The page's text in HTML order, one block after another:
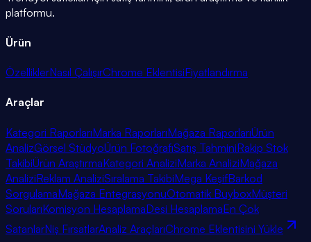
platformu.
Ürün
ÖzelliklerNasıl ÇalışırChrome EklentisiFiyatlandırma
Araçlar
Kategori RaporlarıMarka RaporlarıMağaza RaporlarıÜrün
AnalizGörsel StüdyoÜrün FotoğrafıSatış TahminiRakip Stok
TakibiÜrün AraştırmaKategori AnaliziMarka AnaliziMağaza
AnaliziReklam AnaliziSıralama TakibiMega KeşifBarkod
SorgulamaMağaza EntegrasyonuOtomatik BuyboxMüşteri
SorularıKomisyon HesaplamaDesi HesaplamaEn Çok
SatanlarNiş FırsatlarAnaliz AraçlarıChrome Eklentisini Yükle